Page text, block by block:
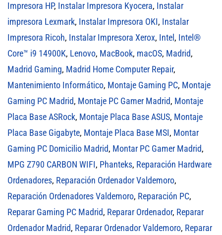
Impresora HP, Instalar Impresora Kyocera, Instalar
impresora Lexmark, Instalar Impresora OKI, Instalar
Impresora Ricoh, Instalar Impresora Xerox, Intel , Intel®
Core™ i9 14900K, Lenovo, MacBook, macOS, Madrid,
Madrid Gaming, Madrid Home Computer Repair,
Mantenimiento Informático, Montaje Gaming PC, Montaje
Gaming PC Madrid, Montaje PC Gamer Madrid, Montaje
Placa Base ASRock, Montaje Placa Base ASUS, Montaje
Placa Base Gigabyte, Montaje Placa Base MSI, Montar
Gaming PC Domicilio Madrid, Montar PC Gamer Madrid,
MPG Z790 CARBON WIFI, Phanteks, Reparación Hardware
Ordenadores, Reparación Ordenador Valdemoro,
Reparación Ordenadores Valdemoro, Reparación PC,
Reparar Gaming PC Madrid, Reparar Ordenador, Reparar
Ordenador Madrid, Reparar Ordenador Valdemoro, Reparar